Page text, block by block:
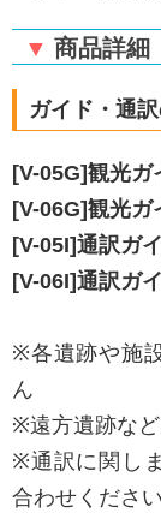
▼ 商品詳細
ガイド・通
[V-05G]観光
[V-06G]観光
[V-05I]通訳ガ
[V-06I]通訳ガ
※各遺跡や施
ん
※遠方遺跡など
※通訳に関し
合わせください